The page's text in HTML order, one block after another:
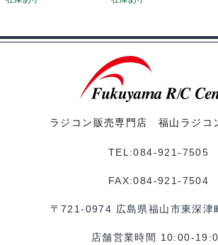
ラジコン販売専門店 福山ラジコ
TEL:084-921-7505
FAX:084-921-7504
〒721-0974 広島県福山市東深津
店舗営業時間 10:00-